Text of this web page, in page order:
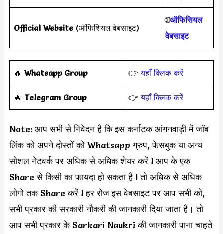
Official Website (ऑफिशियल वेबसाइट)
🌐ऑफिसियल
वेबसाइट
🔥 Whatsapp Group 👉यहाँ क्लिक करें
‎️‍🔥 Telegram Group 👉यहाँ क्लिक करें
Note: आप सभी से निवेदन है कि इस कर्नाटक आंगनवाड़ी में जॉब
लिंक को अपने दोस्तों को Whatsapp ग्रुप, फेसबुक या अन्य
सोशल नेटवर्क पर अधिक से अधिक शेयर करें l आप के एक
Share से किसी का फायदा हो सकता है l तो अधिक से अधिक
लोगो तक Share करें l हर रोज इस वेबसाइट पर आप सभी को,
सभी प्रकार की सरकारी नौकरी की जानकारी दिया जाता है। तो
आप सभी प्रकार के Sarkari Naukri की जानकारी पाना चाहते